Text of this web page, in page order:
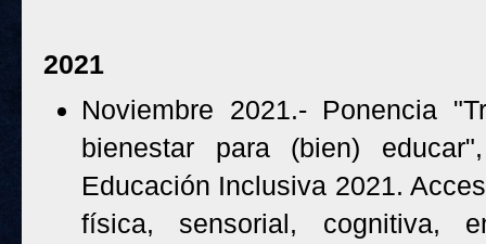
2021
Noviembre 2021.- Ponencia
bienestar para (bien)
Educación Inclusiva 2021.
física, sensorial, cognitiva,